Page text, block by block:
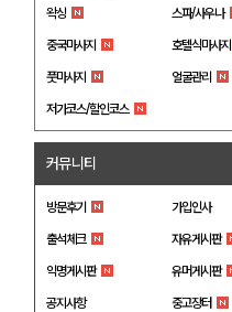
왁싱 스파/사우나
중국마사지 호텔식마사지
풋마사지 얼굴관리
저가코스/할인코스
커뮤니티
방문후기 가입인사
출석체크 자유게시판
익명게시판 유머게시판
공지사항 중고장터